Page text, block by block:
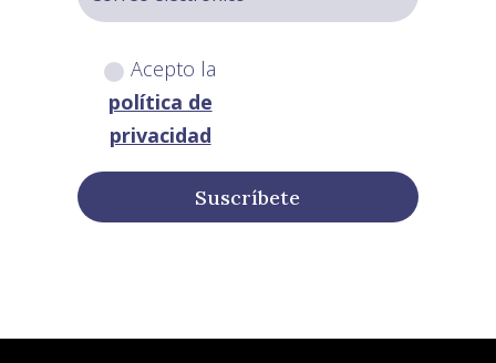
Acepto la
política de
privacidad
Suscríbete